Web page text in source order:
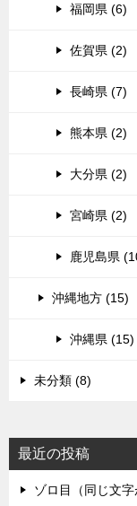
福岡県 (6)
佐賀県 (2)
長崎県 (7)
熊本県 (2)
大分県 (2)
宮崎県 (2)
鹿児島県
沖縄地方 (15)
沖縄県 (15)
未分類 (8)
最近の投稿
ゾロ目（同じ文